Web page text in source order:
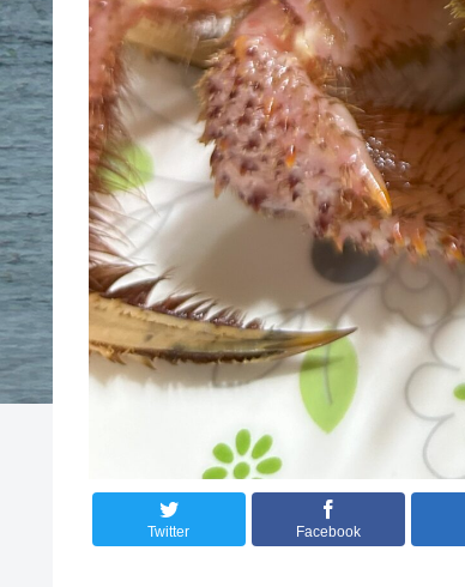
Twitter Facebook